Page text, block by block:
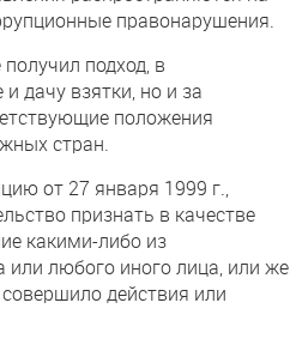
правонарушения.
подход, в
дачу взятки, но и за
положения
стран.
от 27 января 1999 г.,
признать в качестве
какими-либо из
или любого иного лица, или же
действия или